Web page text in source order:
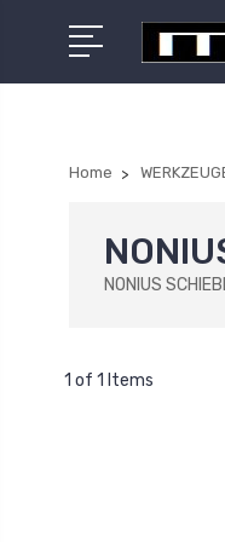
Home
NONIUS
1 of 1 Items